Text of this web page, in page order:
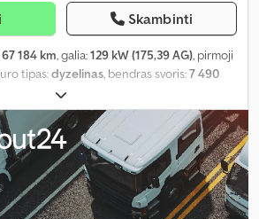
Skambinti
67 184 km, galia:129 kW (175,39 AG), pirmoji
tipas:dyzelinas, bendras svoris:7 490
pavaros tipas:
7, bendras ilgis:7 640 mm, bendras
aukštis: 2 800 mm , krovinio erdvės tūris:
3 800 mm, krovinių skyriaus plotis:2 350
400 mm , Įranga:ABS, autonominis
stabilumo programa (ESP), kranas, oro